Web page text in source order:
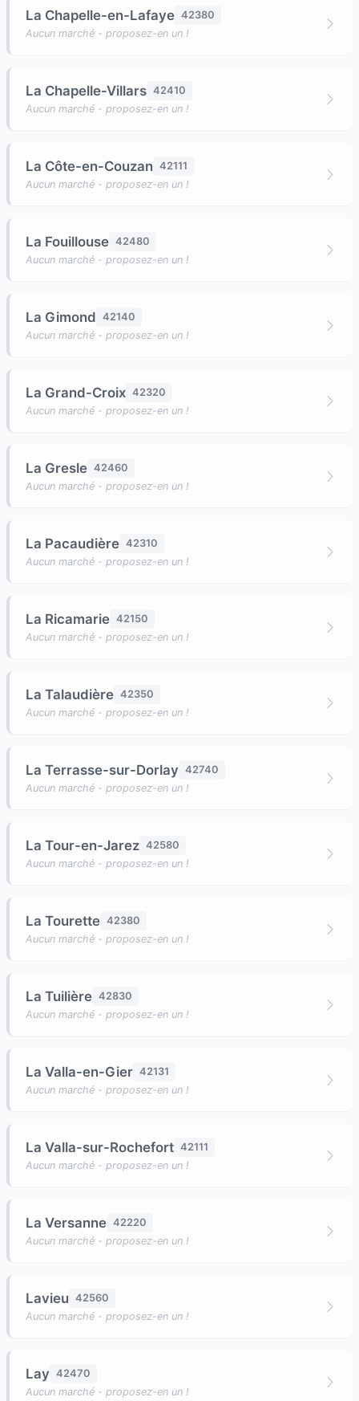
La Chapelle-en-Lafaye 42380
Aucun marché - proposez-en un !
La Chapelle-Villars 42410
Aucun marché - proposez-en un !
La Côte-en-Couzan 42111
Aucun marché - proposez-en un !
La Fouillouse 42480
Aucun marché - proposez-en un !
La Gimond 42140
Aucun marché - proposez-en un !
La Grand-Croix 42320
Aucun marché - proposez-en un !
La Gresle 42460
Aucun marché - proposez-en un !
La Pacaudière 42310
Aucun marché - proposez-en un !
La Ricamarie 42150
Aucun marché - proposez-en un !
La Talaudière 42350
Aucun marché - proposez-en un !
La Terrasse-sur-Dorlay 42740
Aucun marché - proposez-en un !
La Tour-en-Jarez 42580
Aucun marché - proposez-en un !
La Tourette 42380
Aucun marché - proposez-en un !
La Tuilière 42830
Aucun marché - proposez-en un !
La Valla-en-Gier 42131
Aucun marché - proposez-en un !
La Valla-sur-Rochefort 42111
Aucun marché - proposez-en un !
La Versanne 42220
Aucun marché - proposez-en un !
Lavieu 42560
Aucun marché - proposez-en un !
Lay 42470
Aucun marché - proposez-en un !